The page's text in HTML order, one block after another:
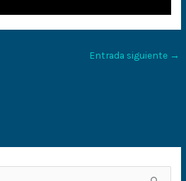
Entrada siguiente →